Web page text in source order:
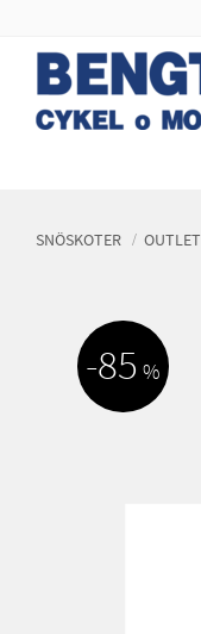
SNÖSKOTER OUTLET
85 %